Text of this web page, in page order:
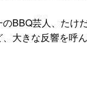
BBQ芸人、たけ
大きな反響を呼ん